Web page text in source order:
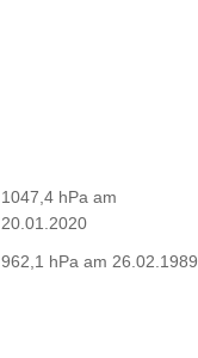
1047,4 hPa am
20.01.2020
962,1 hPa am 26.02.1989